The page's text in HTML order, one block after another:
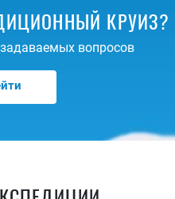
КРУИЗ?
вопросов